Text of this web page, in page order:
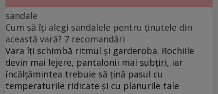
sandale
Cum să îți alegi sandalele pentru ținutele din
această vară? 7 recomandări
Vara îți schimbă ritmul și garderoba. Rochiile
devin mai lejere, pantalonii mai subțiri, iar
încălțămintea trebuie să țină pasul cu
temperaturile ridicate și cu planurile tale